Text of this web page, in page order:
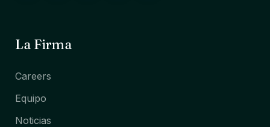
La Firma
Careers
Equipo
Noticias